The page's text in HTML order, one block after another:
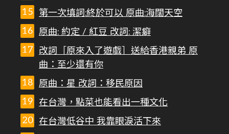
第一次填詞:終於可以 原曲:海闊天空
原曲: 約定 / 紅豆 改詞: 潔癖
改詞［原來入了遊戲］送給香港親弟 原
曲：至少還有你
原曲：星 改詞：移民原因
在台灣，點菜也能看出一種文化
在台灣低谷中 我靠眼淚活下來